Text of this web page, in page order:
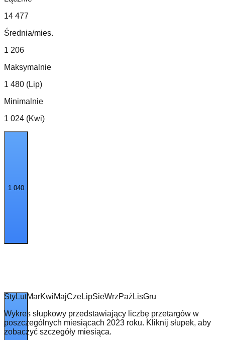
14 477
Średnia/mies.
1 206
Maksymalnie
1 480 (Lip)
Minimalnie
1 024 (Kwi)
1 040
StyLutMarKwiMajCzeLipSieWrzPaź LisGru
Wykres słupkowy przedstawiający liczbę przetargów w
poszczególnych miesiącach 2023 roku. Kliknij słupek, aby
zobaczyć szczegóły miesiąca.